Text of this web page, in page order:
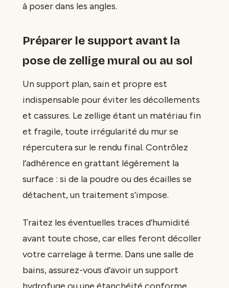
à poser dans les angles.
Préparer le support avant la
pose de zellige mural ou au sol
Un support plan, sain et propre est
indispensable pour éviter les décollements
et cassures. Le zellige étant un matériau fin
et fragile, toute irrégularité du mur se
répercutera sur le rendu final. Contrôlez
l’adhérence en grattant légèrement la
surface : si de la poudre ou des écailles se
détachent, un traitement s’impose.
Traitez les éventuelles traces d’humidité
avant toute chose, car elles feront décoller
votre carrelage à terme. Dans une salle de
bains, assurez-vous d’avoir un support
hydrofuge ou une étanchéité conforme